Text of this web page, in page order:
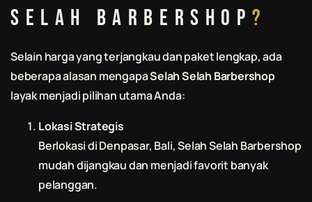
Selah Barbershop ?
Selain harga yang terjangkau dan paket lengkap, ada
beberapa alasan mengapaSelah Selah Barbershop
layak menjadi pilihan utama Anda:
Lokasi Strategis
Berlokasi di Denpasar, Bali,Selah Selah Barbershop
mudah dijangkau dan menjadi favorit banyak
pelanggan.